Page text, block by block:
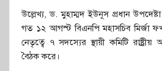
উল্লেখ্য, ড. মুহাম্মদ ইউনূস প্রধান
গত ১২ আগস্ট বিএনপি মহাসচিব মির্জা
নেতৃত্বে ৭ সদস্যের স্থায়ী কমিটি
বৈঠক করে।